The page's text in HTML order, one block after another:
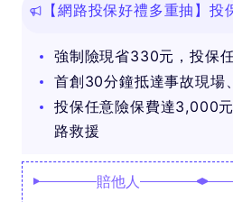
【網路投保好禮多重抽】投
強制險現省330元，投保
首創30分鐘抵達事故現場
投保任意險保費達3,000
路救援
賠他人